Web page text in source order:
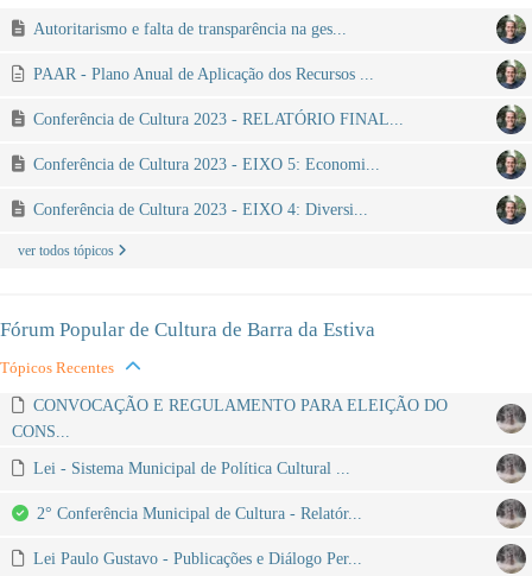
Autoritarismo e falta de transparência na ges...
PAAR - Plano Anual de Aplicação dos Recursos ...
Conferência de Cultura 2023 - RELATÓRIO FINAL...
Conferência de Cultura 2023 - EIXO 5: Economi...
Conferência de Cultura 2023 - EIXO 4: Diversi...
ver todos tópicos
Fórum Popular de Cultura de Barra da Estiva
Tópicos Recentes
CONVOCAÇÃO E REGULAMENTO PARA ELEIÇÃO DO
CONS...
Lei - Sistema Municipal de Política Cultural ...
2° Conferência Municipal de Cultura - Relatór...
Lei Paulo Gustavo - Publicações e Diálogo Per...